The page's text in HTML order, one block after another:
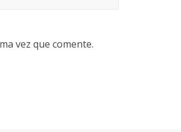
vez que comente.